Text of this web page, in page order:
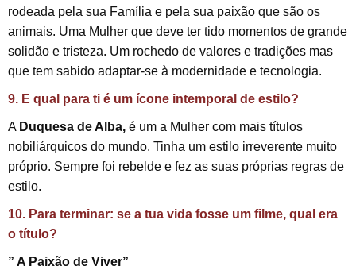
rodeada pela sua Família e pela sua paixão que são os
animais. Uma Mulher que deve ter tido momentos de grande
solidão e tristeza. Um rochedo de valores e tradições mas
que tem sabido adaptar-se à modernidade e tecnologia.
9. E qual para ti é um ícone intemporal de estilo?
A Duquesa de Alba, é um a Mulher com mais títulos
nobiliárquicos do mundo. Tinha um estilo irreverente muito
próprio. Sempre foi rebelde e fez as suas próprias regras de
estilo.
10. Para terminar: se a tua vida fosse um filme, qual era
o título?
” A Paixão de Viver”